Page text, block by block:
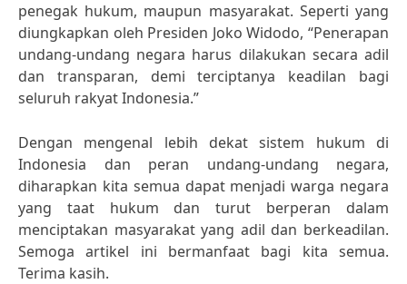
penegak hukum, maupun masyarakat. Seperti yang
diungkapkan oleh Presiden Joko Widodo, “Penerapan
undang-undang negara harus dilakukan secara adil
dan transparan, demi terciptanya keadilan bagi
seluruh rakyat Indonesia.”
Dengan mengenal lebih dekat sistem hukum di
Indonesia dan peran undang-undang negara,
diharapkan kita semua dapat menjadi warga negara
yang taat hukum dan turut berperan dalam
menciptakan masyarakat yang adil dan berkeadilan.
Semoga artikel ini bermanfaat bagi kita semua.
Terima kasih.